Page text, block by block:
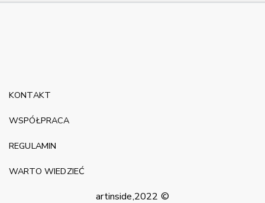
artinside,2022 ©
KONTAKT
WSPÓŁPRACA
REGULAMIN
WARTO WIEDZIEĆ